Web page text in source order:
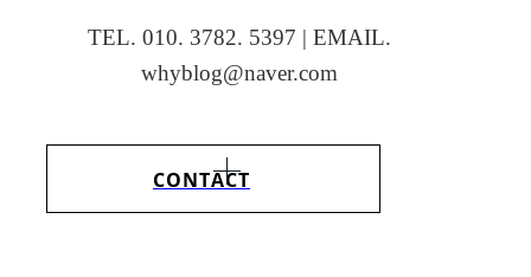
TEL. 010. 3782. 5397 | EMAIL.
whyblog@naver.com
CONTACT